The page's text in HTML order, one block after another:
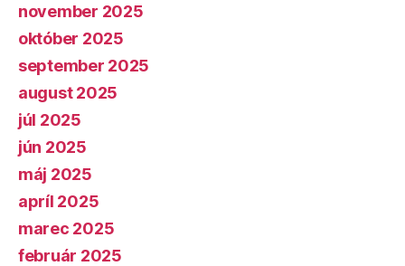
november 2025
október 2025
september 2025
august 2025
júl 2025
jún 2025
máj 2025
apríl 2025
marec 2025
február 2025